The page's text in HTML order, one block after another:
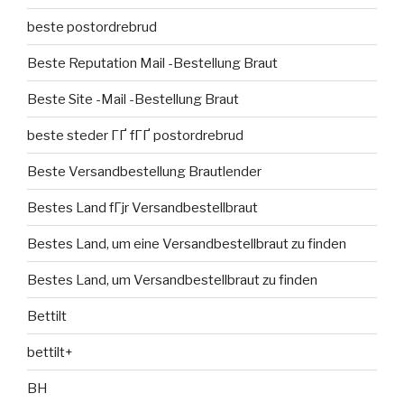
beste postordrebrud
Beste Reputation Mail -Bestellung Braut
Beste Site -Mail -Bestellung Braut
beste steder ГҐ fГҐ postordrebrud
Beste Versandbestellung Brautlender
Bestes Land fГјr Versandbestellbraut
Bestes Land, um eine Versandbestellbraut zu finden
Bestes Land, um Versandbestellbraut zu finden
Bettilt
bettilt+
BH